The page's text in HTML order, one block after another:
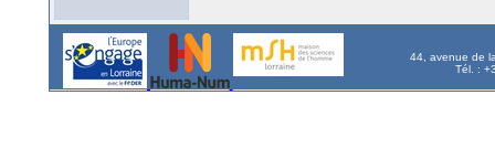
44, avenue de
Tél. :